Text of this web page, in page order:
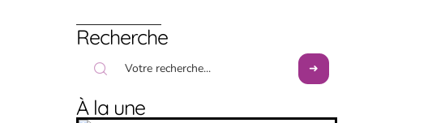
Recherche
À la une